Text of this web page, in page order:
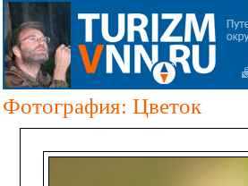
Фотография: Цветок